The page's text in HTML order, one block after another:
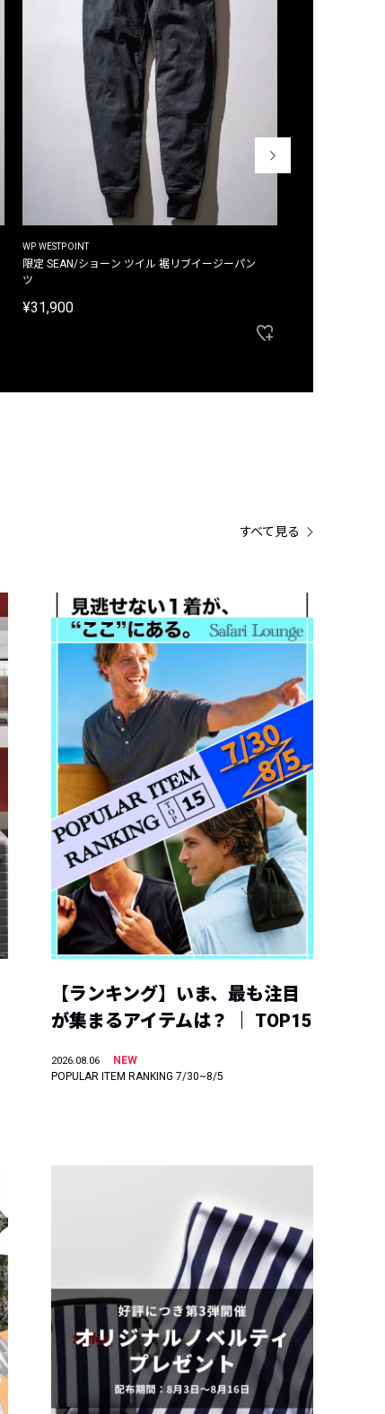
WP WESTPOINT
限定 SEAN/ショーン ツイル 裾リブイージーパン
ツ
¥31,900
すべて見る
【ランキング】いま、最も注目
が集まるアイテムは？ ｜ TOP15
2026.08.06
NEW
POPULAR ITEM RANKING 7/30~8/5